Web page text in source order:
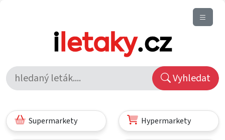
Vyhledat
Supermarkety Hypermarkety